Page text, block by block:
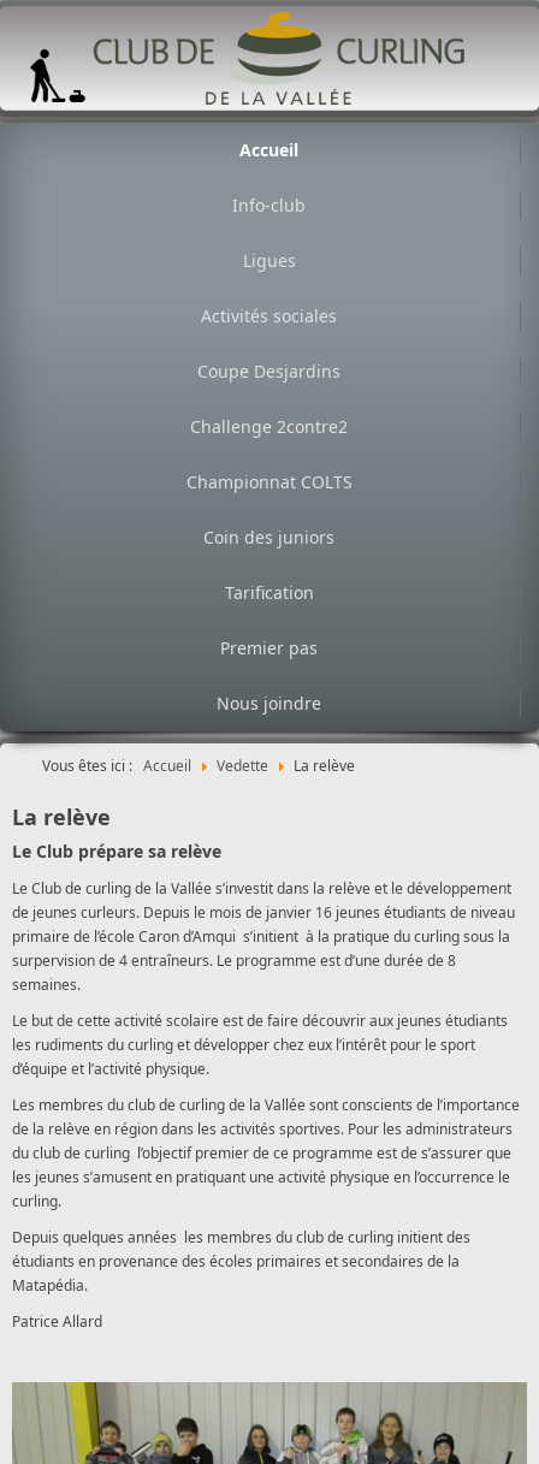
Accueil
Info-club
Ligues
Activités sociales
Coupe Desjardins
Challenge 2contre2
Championnat COLTS
Coin des juniors
Tarification
Premier pas
Nous joindre
Vous êtes ici : Accueil Vedette La relève
La relève
Le Club prépare sa relève
Le Club de curling de la Vallée s’investit dans la relève et le développement
de jeunes curleurs. Depuis le mois de janvier 16 jeunes étudiants de niveau
primaire de l’école Caron d’Amqui s’initient à la pratique du curling sous la
surpervision de 4 entraîneurs. Le programme est d’une durée de 8
semaines.
Le but de cette activité scolaire est de faire découvrir aux jeunes étudiants
les rudiments du curling et développer chez eux l’intérêt pour le sport
d’équipe et l’activité physique.
Les membres du club de curling de la Vallée sont conscients de l’importance
de la relève en région dans les activités sportives. Pour les administrateurs
du club de curling l’objectif premier de ce programme est de s’assurer que
les jeunes s’amusent en pratiquant une activité physique en l’occurrence le
curling.
Depuis quelques années les membres du club de curling initient des
étudiants en provenance des écoles primaires et secondaires de la
Matapédia.
Patrice Allard